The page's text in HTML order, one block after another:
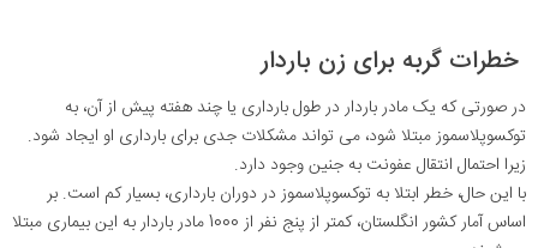
خطرات گربه برای زن باردار
در صورتی که یک مادر باردار در طول بارداری یا چند هفته پیش از آن، به
توکسوپلاسموز مبتلا شود، می تواند مشکلات جدی برای بارداری او ایجاد شود.
زیرا احتمال انتقال عفونت به جنین وجود دارد.
با این حال، خطر ابتلا به توکسوپلاسموز در دوران بارداری، بسیار کم است. بر
اساس آمار کشور انگلستان، کمتر از پنج نفر از 1000 مادر باردار به این بیماری مبتلا